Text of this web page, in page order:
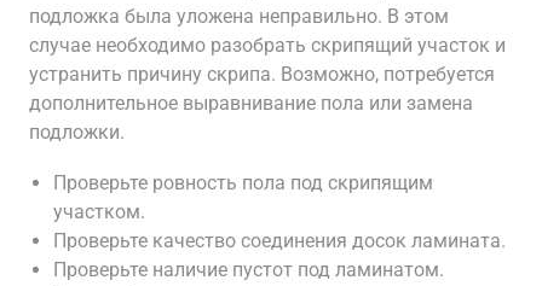
подложка была уложена неправильно. В этом
случае необходимо разобрать скрипящий участок и
устранить причину скрипа. Возможно, потребуется
дополнительное выравнивание пола или замена
подложки.
Проверьте ровность пола под скрипящим
участком.
Проверьте качество соединения досок ламината.
Проверьте наличие пустот под ламинатом.